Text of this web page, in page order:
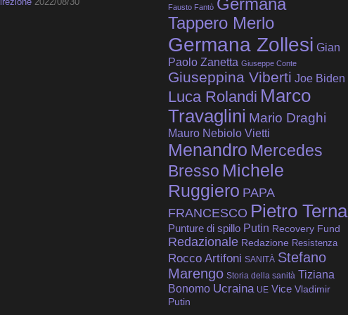
Fausto Fantò Germana
Tappero Merlo
Germana Zollesi Gian
Paolo Zanetta Giuseppe Conte
Giuseppina Viberti Joe Biden
Luca Rolandi Marco
Travaglini Mario Draghi
Mauro Nebiolo Vietti
Menandro Mercedes
Bresso Michele
Ruggiero PAPA
FRANCESCO Pietro Terna
Punture di spillo Putin Recovery Fund
Redazionale Redazione Resistenza
Rocco Artifoni SANITÀ Stefano
Marengo Storia della sanità Tiziana
Bonomo Ucraina UE Vice Vladimir
Putin